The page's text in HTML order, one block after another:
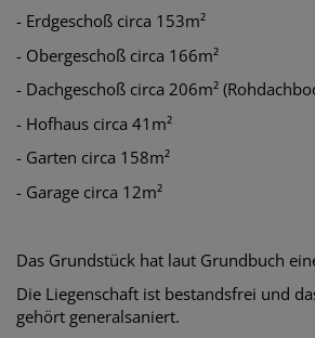
- Erdgeschoß circa 153m²
- Obergeschoß circa 166m²
- Dachgeschoß circa 206m²
- Hofhaus circa 41m²
- Garten circa 158m²
- Garage circa 12m²
Das Grundstück hat laut Grundbuch
Die Liegenschaft ist bestandsfrei und
gehört generalsaniert.